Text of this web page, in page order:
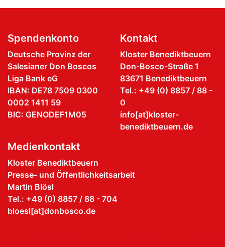
Spendenkonto
Deutsche Provinz der
Salesianer Don Boscos
Liga Bank eG
IBAN: DE78 7509 0300
0002 1411 59
BIC: GENODEF1M05
Kontakt
Kloster Benediktbeuern
Don-Bosco-Straße 1
83671 Benediktbeuern
Tel.: +49 (0) 8857 / 88 -
0
info[at]kloster-
benediktbeuern.de
Medienkontakt
Kloster Benediktbeuern
Presse- und Öffentlichkeitsarbeit
Martin Blösl
Tel.: +49 (0) 8857 / 88 - 704
bloesl[at]donbosco.de